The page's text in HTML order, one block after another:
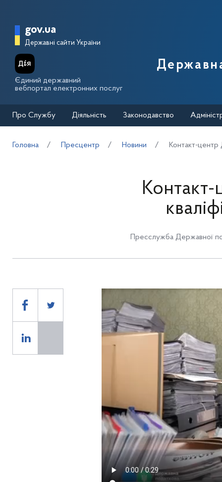
Головна сторінка Державної
gov.ua
Державні сайти України
Єдиний державний
вебпортал електронних послуг
Про Службу Діяльність Законодавство
Головна Пресцентр Новини Контакт-центр
Пресслужба Державної